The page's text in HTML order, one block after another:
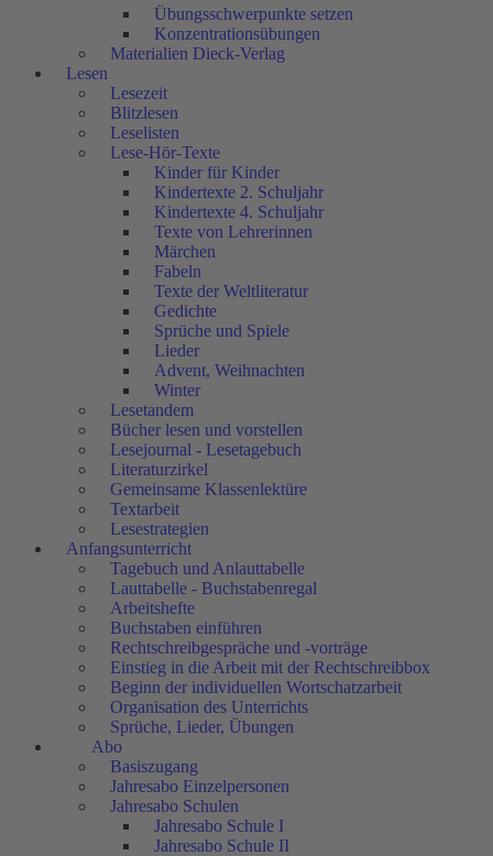
Übungsschwerpunkte setzen
Konzentrationsübungen
Materialien Dieck-Verlag
Lesen
Lesezeit
Blitzlesen
Leselisten
Lese-Hör-Texte
Kinder für Kinder
Kindertexte 2. Schuljahr
Kindertexte 4. Schuljahr
Texte von Lehrerinnen
Märchen
Fabeln
Texte der Weltliteratur
Gedichte
Sprüche und Spiele
Lieder
Advent, Weihnachten
Winter
Lesetandem
Bücher lesen und vorstellen
Lesejournal - Lesetagebuch
Literaturzirkel
Gemeinsame Klassenlektüre
Textarbeit
Lesestrategien
Anfangsunterricht
Tagebuch und Anlauttabelle
Lauttabelle - Buchstabenregal
Arbeitshefte
Buchstaben einführen
Rechtschreibgespräche und -vorträge
Einstieg in die Arbeit mit der Rechtschreibbox
Beginn der individuellen Wortschatzarbeit
Organisation des Unterrichts
Sprüche, Lieder, Übungen
Abo
Basiszugang
Jahresabo Einzelpersonen
Jahresabo Schulen
Jahresabo Schule I
Jahresabo Schule II